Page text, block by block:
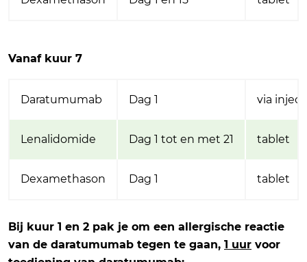
Vanaf kuur 7
Daratumumab Dag 1 via
Lenalidomide Dag 1 tot en met 21 tablet
Dexamethason Dag 1 tablet
Bij kuur 1 en 2 pak je om een allergische reactie
van de daratumumab tegen te gaan, 1 uur voor